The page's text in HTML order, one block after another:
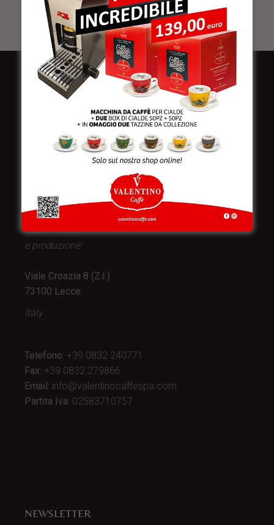
Valentino Caffè Spa
Stabilimento
e produzione:
Viale Croazia 8 (Z.I.)
73100 Lecce
Italy
Telefono: +39 0832 240771
Fax: +39 0832 279866
Email: info@valentinocaffespa.com
Partita Iva: 02583710757
NEWSLETTER